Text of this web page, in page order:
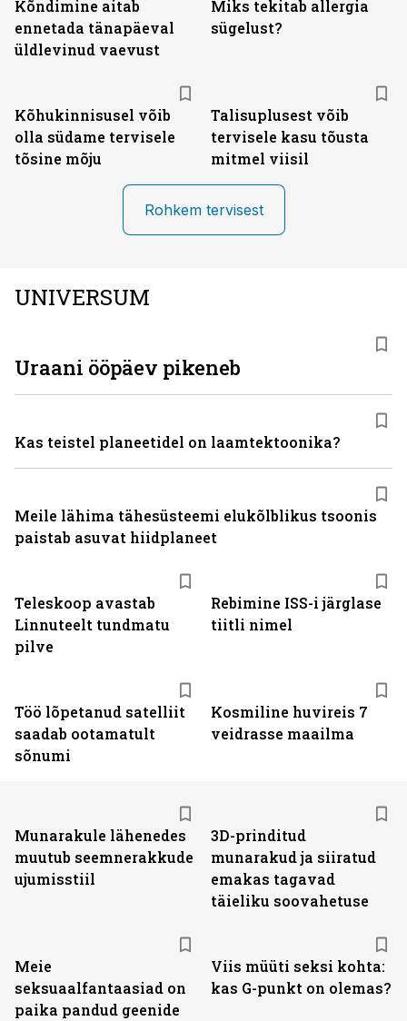
Kõndimine aitab
ennetada tänapäeval
üldlevinud vaevust
Miks tekitab allergia
sügelust?
Kõhukinnisusel võib
olla südame tervisele
tõsine mõju
Talisuplusest võib
tervisele kasu tõusta
mitmel viisil
Rohkem tervisest
UNIVERSUM
Teleskoop avastab
Linnuteelt tundmatu
pilve
Rebimine ISS-i järglase
tiitli nimel
Töö lõpetanud satelliit
saadab ootamatult
sõnumi
Kosmiline huvireis 7
veidrasse maailma
Uraani ööpäev pikeneb
Kas teistel planeetidel on laamtektoonika?
Meile lähima tähesüsteemi elukõlblikus tsoonis
paistab asuvat hiidplaneet
Munarakule lähenedes
muutub seemnerakkude
ujumisstiil
3D-prinditud
munarakud ja siiratud
emakas tagavad
täieliku soovahetuse
Meie
seksuaalfantaasiad on
paika pandud geenide
Viis müüti seksi kohta:
kas G-punkt on olemas?